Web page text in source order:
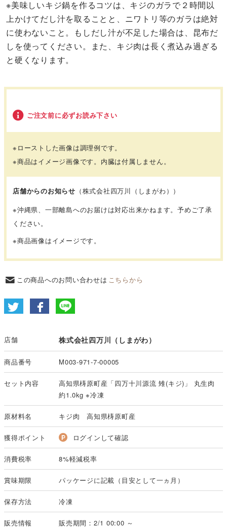
※美味しいキジ鍋を作るコツは、キジのガラで２時間以
上かけてだし汁を取ることと、ニワトリ等のガラは絶対
に使わないこと。もしだし汁が不足した場合は、昆布だ
しを使ってください。また、キジ肉は長く煮込み過ぎる
と硬くなります。
ご注文前に必ずお読み下さい
※ ローストした画像は調理例です。
※商品はイメージ画像です。内臓は付属しません。
店舗からのお知らせ （株式会社四万川（しまがわ））
※沖縄県、一部離島へのお届けは対応出来かねます。予めご了承
ください。
※商品画像はイメージです。
この商品へのお問い合わせは こちらから
店舗 株式会社四万川（しまがわ）
商品番号 M003-971-7-00005
セット内容
高知県梼原町産「四万十川源流 雉(キジ)」 丸生肉
約1.0kg ※冷凍
原材料名 キジ肉 高知県梼原町産
獲得ポイント ログインして確認
消費税率 8%軽減税率
賞味期限 パッケージに記載（目安として一ヵ月）
保存方法 冷凍
販売情報 販売期間：2/1 00:00 ～